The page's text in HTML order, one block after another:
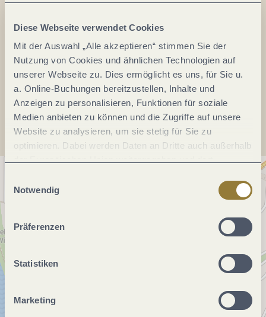
Diese Webseite verwendet Cookies
Mit der Auswahl „Alle akzeptieren“ stimmen Sie der
Nutzung von Cookies und ähnlichen Technologien auf
unserer Webseite zu. Dies ermöglicht es uns, für Sie u.
a. Online-Buchungen bereitzustellen, Inhalte und
Anzeigen zu personalisieren, Funktionen für soziale
Medien anbieten zu können und die Zugriffe auf unsere
Website zu analysieren, um sie stetig für Sie zu
optimieren. Dabei werden Daten an Dritte auch außerhalb
jederzeit widerrufen werden. Mit der Auswahl "Alle
ablehnen" kann es zu Beeinträchtigungen in der Nutzung
Notwendig
Präferenzen
Statistiken
Marketing
Tel.:(0049) 6534 8628
Fax:
(0049) 6534 1512
Webseite:www.wintrich-mosel.de
Anreise planen